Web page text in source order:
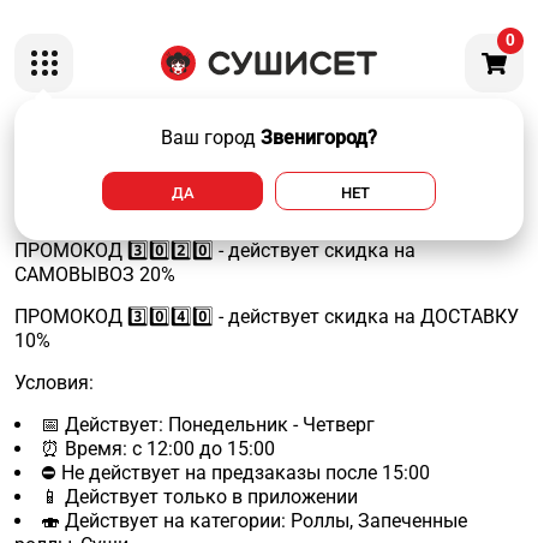
0
Ваш город Звенигород?
ДА НЕТ
😍 Самое вкусное время 😍 Используй счастливые часы
самовывоз - выбирать тебе!
ПРОМОКОД 3️⃣0️⃣2️⃣0️⃣ - действует скидка на
САМОВЫВОЗ 20%
ПРОМОКОД 3️⃣0️⃣4️⃣0️⃣ - действует скидка на ДОСТАВКУ
10%
Условия:
📅 Действует: Понедельник - Четверг
⏰ Время: с 12:00 до 15:00
⛔ Не действует на предзаказы после 15:00
📱 Действует только в приложении
🍣 Действует на категории: Роллы, Запеченные